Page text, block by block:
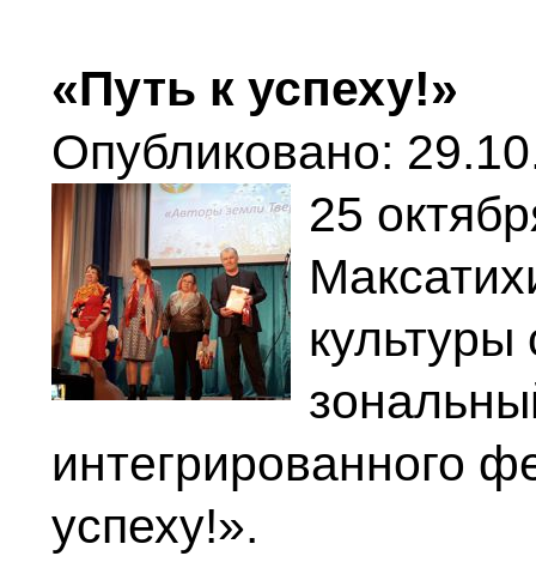
«Путь к успеху!»
Опубликовано:
25
интегрированного
успеху!».